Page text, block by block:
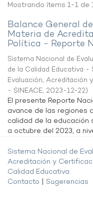
Mostrando ítems 1-1 de
Balance General
Materia de
Política - Reporte
Sistema Nacional de
de la Calidad Educativa -
Evaluación, Acreditación
- SINEACE, 2023-12-22)
El presente Reporte
avance de las regiones
calidad de la educación
a octubre del 2023, a
Sistema Nacional de
Acreditación y
Calidad Educativa
Contacto
Sugerencias